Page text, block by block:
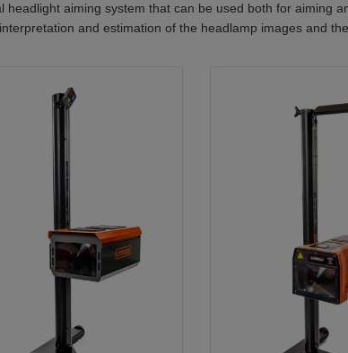
aiming system that can be used both for aiming
and estimation of the headlamp images and